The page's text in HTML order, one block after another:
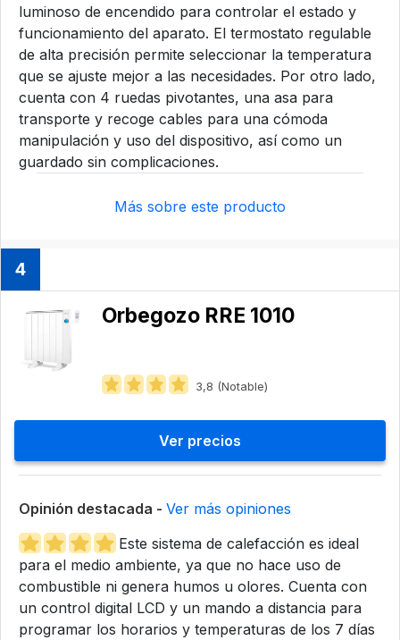
luminoso de encendido para controlar el estado y
funcionamiento del aparato. El termostato regulable
de alta precisión permite seleccionar la temperatura
que se ajuste mejor a las necesidades. Por otro lado,
cuenta con 4 ruedas pivotantes, una asa para
transporte y recoge cables para una cómoda
manipulación y uso del dispositivo, así como un
guardado sin complicaciones.
Más sobre este producto
4
Orbegozo ‎RRE 1010
3,8 (Notable)
Ver precios
Opinión destacada - Ver más opiniones
Este sistema de calefacción es ideal
para el medio ambiente, ya que no hace uso de
combustible ni genera humos u olores. Cuenta con
un control digital LCD y un mando a distancia para
programar los horarios y temperaturas de los 7 días